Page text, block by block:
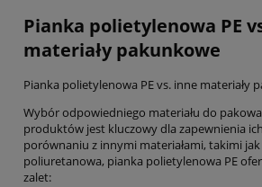
Pianka polietylenowa PE
materiały pakunkowe
Pianka polietylenowa PE vs. inne materiały
Wybór odpowiedniego materiału do
produktów jest kluczowy dla zapewnienia
porównaniu z innymi materiałami, takimi
poliuretanowa, pianka polietylenowa PE
zalet: